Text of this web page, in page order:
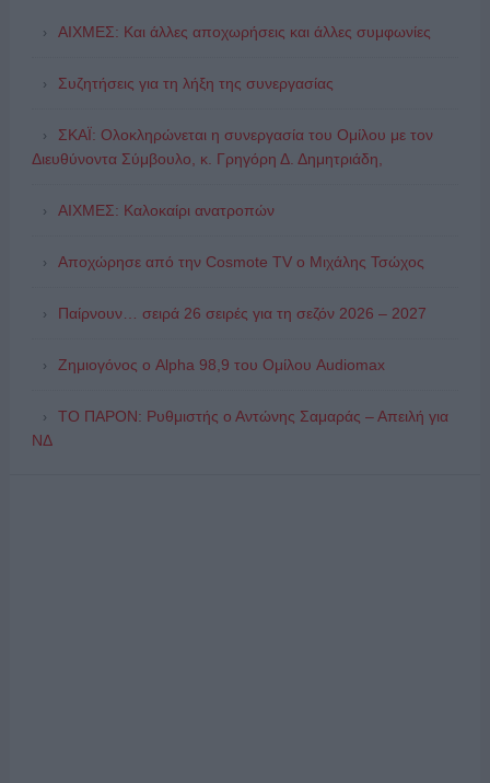
ΑΙΧΜΕΣ: Και άλλες αποχωρήσεις και άλλες συμφωνίες
Συζητήσεις για τη λήξη της συνεργασίας
ΣΚΑΪ: Ολοκληρώνεται η συνεργασία του Ομίλου με τον
Διευθύνοντα Σύμβουλο, κ. Γρηγόρη Δ. Δημητριάδη,
ΑΙΧΜΕΣ: Καλοκαίρι ανατροπών
Αποχώρησε από την Cosmote TV o Μιχάλης Τσώχος
Παίρνουν… σειρά 26 σειρές για τη σεζόν 2026 – 2027
Ζημιογόνος ο Alpha 98,9 του Ομίλου Audiomax
ΤΟ ΠΑΡΟΝ: Ρυθμιστής ο Αντώνης Σαμαράς – Απειλή για
ΝΔ